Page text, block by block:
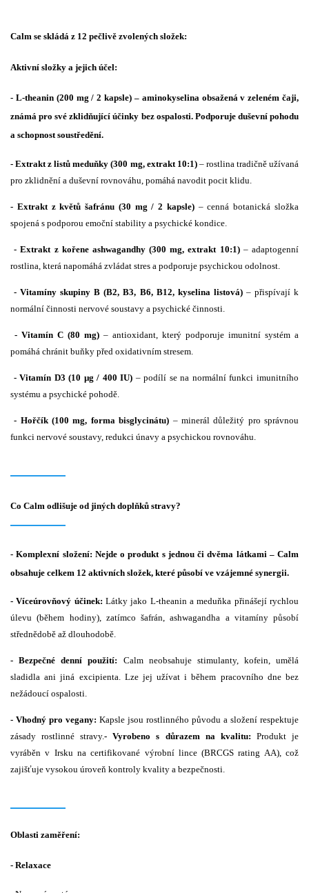
Calm se skládá z 12 pečlivě zvolených složek:
Aktivní složky a jejich účel:
- L-theanin (200 mg / 2 kapsle) – aminokyselina obsažená v zeleném čaji,
známá pro své zklidňující účinky bez ospalosti. Podporuje duševní pohodu
a schopnost soustředění.
- Extrakt z listů meduňky (300 mg, extrakt 10:1)– rostlina tradičně užívaná
pro zklidnění a duševní rovnováhu, pomáhá navodit pocit klidu.
- Extrakt z květů šafránu (30 mg / 2 kapsle)– cenná botanická složka
spojená s podporou emoční stability a psychické kondice.
- Extrakt z kořene ashwagandhy (300 mg, extrakt 10:1)– adaptogenní
rostlina, která napomáhá zvládat stres a podporuje psychickou odolnost.
- Vitamíny skupiny B (B2, B3, B6, B12, kyselina listová)– přispívají k
normální činnosti nervové soustavy a psychické činnosti.
- Vitamín C (80 mg) – antioxidant, který podporuje imunitní systém a
pomáhá chránit buňky před oxidativním stresem.
- Vitamín D3 (10 µg / 400 IU) – podílí se na normální funkci imunitního
systému a psychické pohodě.
- Hořčík (100 mg, forma bisglycinátu) – minerál důležitý pro správnou
funkci nervové soustavy, redukci únavy a psychickou rovnováhu.
Co Calm odlišuje od jiných doplňků stravy?
- Komplexní složení: Nejde o produkt s jednou či dvěma látkami – Calm
obsahuje celkem 12 aktivních složek, které působí ve vzájemné synergii.
- Víceúrovňový účinek: Látky jako L-theanin a meduňka přinášejí rychlou
úlevu (během hodiny), zatímco šafrán, ashwagandha a vitamíny působí
střednědobě až dlouhodobě.
- Bezpečné denní použití: Calm neobsahuje stimulanty, kofein, umělá
sladidla ani jiná excipienta. Lze jej užívat i během pracovního dne bez
nežádoucí ospalosti.
- Vhodný pro vegany: Kapsle jsou rostlinného původu a složení respektuje
zásady rostlinné stravy.- Vyrobeno s důrazem na kvalitu: Produkt je
vyráběn v Irsku na certifikované výrobní lince (BRCGS rating AA), což
zajišťuje vysokou úroveň kontroly kvality a bezpečnosti.
Oblasti zaměření:
- Relaxace